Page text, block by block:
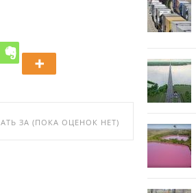
(ПОКА ОЦЕНОК НЕТ)